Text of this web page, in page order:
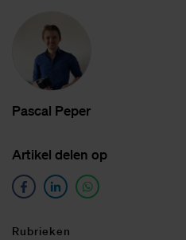
Pas­cal Pe­per
Ar­ti­kel de­len op
Ru­brie­ken